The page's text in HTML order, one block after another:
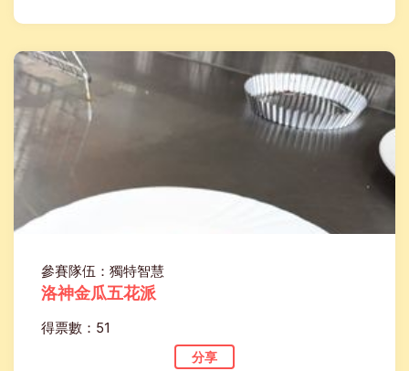
參賽隊伍：獨特智慧
洛神金瓜五花派
得票數：51
分享